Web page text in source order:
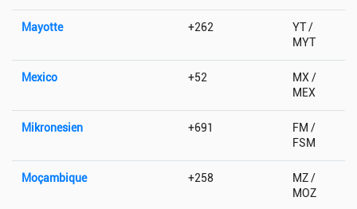
Mayotte +262
YT /
MYT
Mexico +52
MX /
MEX
Mikronesien +691
FM /
FSM
Moçambique +258
MZ /
MOZ